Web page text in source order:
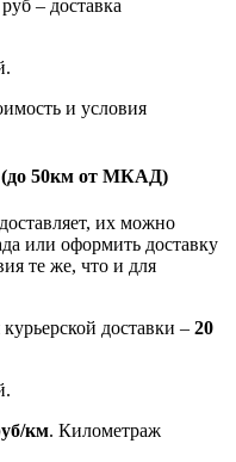
– доставка
и условия
(до 50км от МКАД)
их можно
или оформить доставку
те же, что и для
доставки – 20
км. Километраж